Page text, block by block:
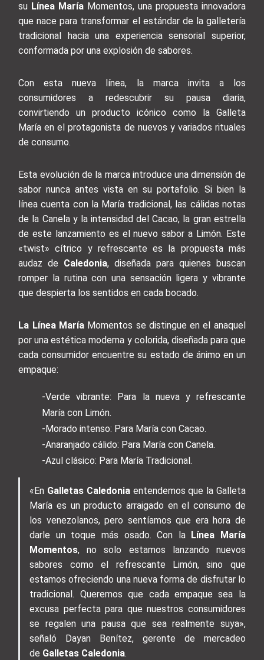
su Línea María Momentos, una propuesta innovadora
que nace para transformar el estándar de la galletería
tradicional hacia una experiencia sensorial superior,
conformada por una explosión de sabores.
Con esta nueva línea, la marca invita a los
consumidores a redescubrir su pausa diaria,
convirtiendo un producto icónico como la Galleta
María en el protagonista de nuevos y variados rituales
de consumo.
Esta evolución de la marca introduce una dimensión de
sabor nunca antes vista en su portafolio. Si bien la
línea cuenta con la María tradicional, las cálidas notas
de la Canela y la intensidad del Cacao, la gran estrella
de este lanzamiento es el nuevo sabor a Limón. Este
«twist» cítrico y refrescante es la propuesta más
audaz de Caledonia, diseñada para quienes buscan
romper la rutina con una sensación ligera y vibrante
que despierta los sentidos en cada bocado.
La Línea MaríaMomentos se distingue en el anaquel
por una estética moderna y colorida, diseñada para que
cada consumidor encuentre su estado de ánimo en un
empaque:
-Verde vibrante: Para la nueva y refrescante
María con Limón.
-Morado intenso: Para María con Cacao.
-Anaranjado cálido: Para María con Canela.
-Azul clásico: Para María Tradicional.
«En Galletas Caledoniaentendemos que la Galleta
María es un producto arraigado en el consumo de
los venezolanos, pero sentíamos que era hora de
darle un toque más osado. Con la
Línea María
Momentos, no solo estamos lanzando nuevos
sabores como el refrescante Limón, sino que
estamos ofreciendo una nueva forma de disfrutar lo
tradicional. Queremos que cada empaque sea la
excusa perfecta para que nuestros consumidores
se regalen una pausa que sea realmente suya»,
señaló Dayan Benítez, gerente de mercadeo
de Galletas Caledonia.